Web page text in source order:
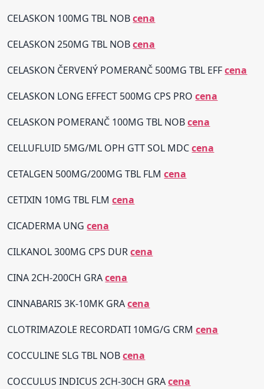
CELASKON 100MG TBL NOBcena
CELASKON 250MG TBL NOBcena
CELASKON ČERVENÝ POMERANČ 500MG TBL EFFcena
CELASKON LONG EFFECT 500MG CPS PROcena
CELASKON POMERANČ 100MG TBL NOBcena
CELLUFLUID 5MG/ML OPH GTT SOL MDCcena
CETALGEN 500MG/200MG TBL FLMcena
CETIXIN 10MG TBL FLMcena
CICADERMA UNGcena
CILKANOL 300MG CPS DURcena
CINA 2CH-200CH GRAcena
CINNABARIS 3K-10MK GRAcena
CLOTRIMAZOLE RECORDATI 10MG/G CRMcena
COCCULINE SLG TBL NOBcena
COCCULUS INDICUS 2CH-30CH GRAcena